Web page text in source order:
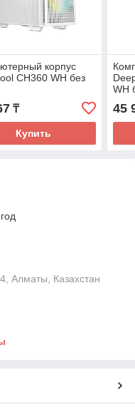
корпус
CH360 WH без
₸
Купить
WH
45
Алматы, Казахстан